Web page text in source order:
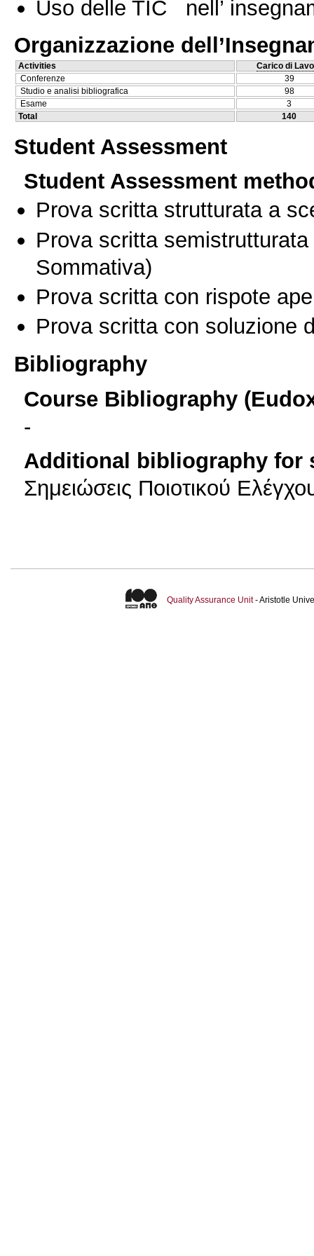
Uso delle TIC nell’
Organizzazione
Activities
Carico di
Conferenze
39
Studio e analisi bibliografica
98
Esame
3
Total
140
Student Assessment
Student Assessment
Prova scritta strutturata a
Prova scritta
Sommativa)
Prova scritta con rispote
Prova scritta con soluzione
Bibliography
Course Bibliography
-
Additional bibliography for
Σημειώσεις Ποιοτικού
Quality Assurance Unit- Aristotle